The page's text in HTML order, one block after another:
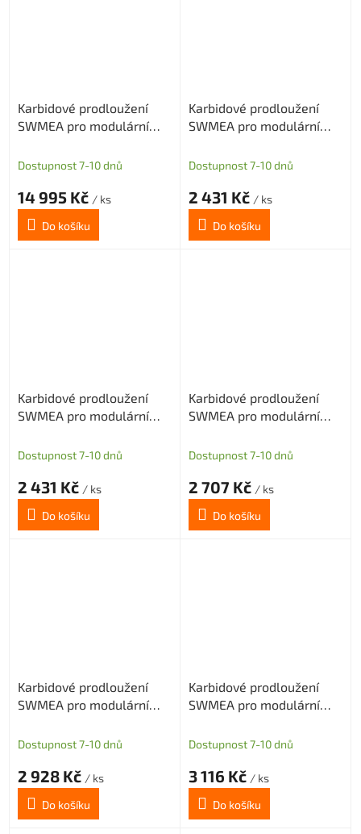
Karbidové prodloužení
SWMEA pro modulární
D31,75
Dostupnost 7-10 dnů
14 995 Kč / ks
Do košíku
Karbidové prodloužení
SWMEA pro modulární
D=10
Dostupnost 7-10 dnů
2 431 Kč / ks
Do košíku
Karbidové prodloužení
SWMEA pro modulární
D=10
Dostupnost 7-10 dnů
2 431 Kč / ks
Do košíku
Karbidové prodloužení
SWMEA pro modulární
D=10
Dostupnost 7-10 dnů
2 707 Kč / ks
Do košíku
Karbidové prodloužení
SWMEA pro modulární
D=10
Dostupnost 7-10 dnů
2 928 Kč / ks
Do košíku
Karbidové prodloužení
SWMEA pro modulární
D=10
Dostupnost 7-10 dnů
3 116 Kč / ks
Do košíku